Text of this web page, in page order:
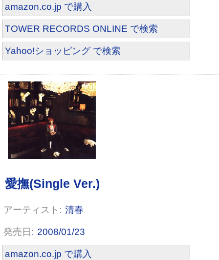
amazon.co.jp で購入
TOWER RECORDS ONLINE で検索
Yahoo!ショッピング で検索
清春
2008/01/23
amazon.co.jp で購入